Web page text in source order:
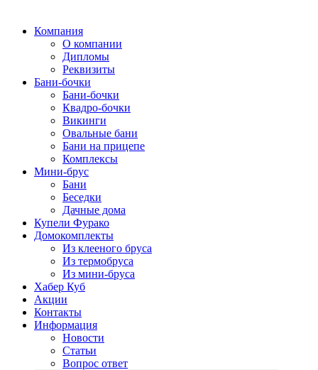
Компания
О компании
Дипломы
Реквизиты
Бани-бочки
Бани-бочки
Квадро-бочки
Викинги
Овальные бани
Бани на прицепе
Комплексы
Мини-брус
Бани
Беседки
Дачные дома
Купели Фурако
Домокомплекты
Из клееного бруса
Из термобруса
Из мини-бруса
Хабер Куб
Акции
Контакты
Информация
Новости
Статьи
Вопрос ответ